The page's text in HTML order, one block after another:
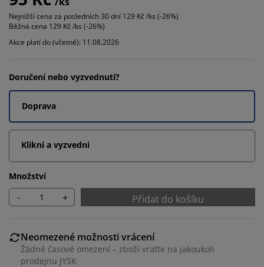
Nejnižší cena za posledních 30 dní 129 Kč /ks (-26%)
Běžná cena 129 Kč /ks (-26%)
Akce platí do (včetně): 11.08.2026
Doručení nebo vyzvednutí?
Doprava
Klikni a vyzvedni
Množství
- + Přidat do košíku
Neomezené možnosti vrácení
Žádné časové omezení – zboží vraťte na jakoukoli
prodejnu JYSK